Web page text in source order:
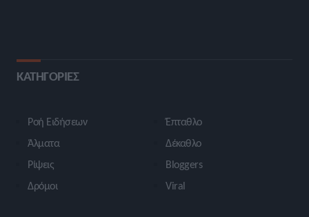
ΚΑΤΗΓΟΡΙΕΣ
Ροή Ειδήσεων
Άλματα
Ρίψεις
Δρόμοι
Έπταθλο
Δέκαθλο
Bloggers
Viral